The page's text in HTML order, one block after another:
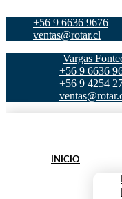
contenido
+56 9 6636 9676
ventas@rotar.cl
Vargas
+56 9 6636
+56 9 4254
INICIO